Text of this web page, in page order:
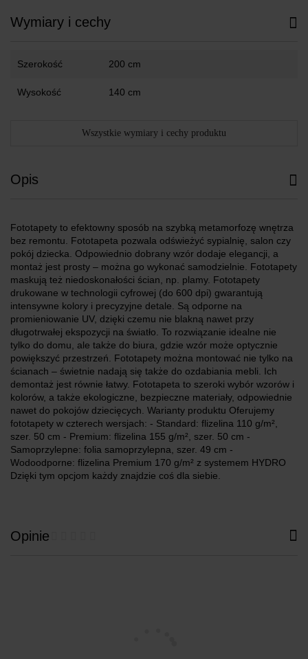
Wymiary i cechy
Szerokość 200 cm
Wysokość 140 cm
Wszystkie wymiary i cechy produktu
Opis
Fototapety to efektowny sposób na szybką metamorfozę wnętrza
bez remontu. Fototapeta pozwala odświeżyć sypialnię, salon czy
pokój dziecka. Odpowiednio dobrany wzór dodaje elegancji, a
montaż jest prosty – można go wykonać samodzielnie. Fototapety
maskują też niedoskonałości ścian, np. plamy. Fototapety
drukowane w technologii cyfrowej (do 600 dpi) gwarantują
intensywne kolory i precyzyjne detale. Są odporne na
promieniowanie UV, dzięki czemu nie blakną nawet przy
długotrwałej ekspozycji na światło. To rozwiązanie idealne nie
tylko do domu, ale także do biura, gdzie wzór może optycznie
powiększyć przestrzeń. Fototapety można montować nie tylko na
ścianach – świetnie nadają się także do ozdabiania mebli. Ich
demontaż jest równie łatwy. Fototapeta to szeroki wybór wzorów i
kolorów, a także ekologiczne, bezpieczne materiały, odpowiednie
nawet do pokojów dziecięcych. Warianty produktu Oferujemy
fototapety w czterech wersjach: - Standard: flizelina 110 g/m²,
szer. 50 cm - Premium: flizelina 155 g/m², szer. 50 cm -
Samoprzylepne: folia samoprzylepna, szer. 49 cm -
Wodoodporne: flizelina Premium 170 g/m² z systemem HYDRO
Dzięki tym opcjom każdy znajdzie coś dla siebie.
Opinie